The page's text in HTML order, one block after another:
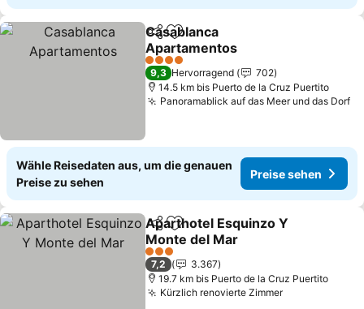
TeilenZu Favoriten hinzufügen
Casablanca
Apartamentos
Preise sehen
4 Sterne
9,3 Hervorragend
702
14.5 km bis Puerto de la Cruz Puertito
Panoramablick auf das Meer und das Dorf
Wähle Reisedaten aus, um die genauen
Preise zu sehen
Preise sehen
TeilenZu Favoriten hinzufügen
Aparthotel Esquinzo Y
Monte del Mar
Preise sehen
3 Sterne
7,2
3.367
19.7 km bis Puerto de la Cruz Puertito
Kürzlich renovierte ZimmerPreise sehen